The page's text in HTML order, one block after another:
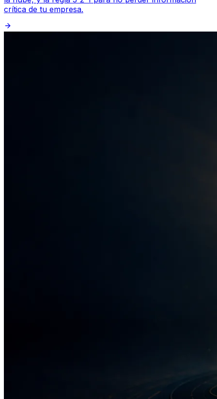
crítica de tu empresa.